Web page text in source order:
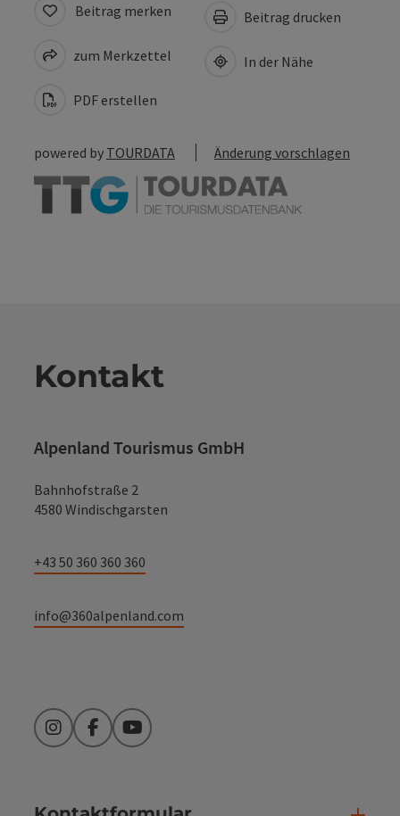
Beitrag merken
zum Merkzettel
PDF erstellen
Beitrag drucken
In der Nähe
powered by TOURDATA Änderung vorschlagen
Kontakt
Alpenland Tourismus GmbH
Bahnhofstraße 2
4580 Windischgarsten
+43 50 360 360 360
info@360alpenland.com
InstagramFacebookYouTube